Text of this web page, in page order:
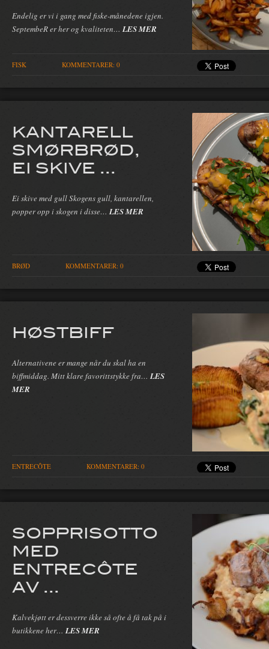
Endelig er vi i gang med fiske-månedene igjen.
SeptembeR er her og kvaliteten… LES MER
FISK KOMMENTARER: 0
KANTARELL
SMØRBRØD,
EI SKIVE ...
Ei skive med gull Skogens gull, kantarellen,
popper opp i skogen i disse… LES MER
BRØD KOMMENTARER: 0
HØSTBIFF
Alternativene er mange når du skal ha en
biffmiddag. Mitt klare favorittstykke fra… LES
MER
ENTRECÔTE KOMMENTARER: 0
SOPPRISOTTO
MED
ENTRECÔTE
AV ...
Kalvekjøtt er dessverre ikke så ofte å få tak på i
butikkene her… LES MER